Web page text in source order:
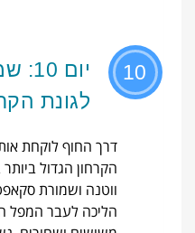
10
יום
לגונת
דרך החוף לוקחת
הקרחון הגדול
ווטנה ושמורת
הליכה לעבר המפל